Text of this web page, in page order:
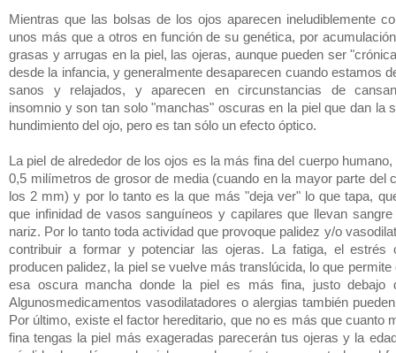
Mientras que las bolsas de los ojos aparecen ineludiblemente
unos más que a otros en función de su genética, por
grasas y arrugas en la piel, las ojeras, aunque pueden ser
desde la infancia, y generalmente desaparecen cuando estamos
sanos y relajados, y aparecen en circunstancias de
insomnio y son tan solo "manchas" oscuras en la piel que dan la
hundimiento del ojo, pero es tan sólo un efecto óptico.
La piel de alrededor de los ojos es la más fina del cuerpo
0,5 milímetros de grosor de media (cuando en la mayor parte del
los 2 mm) y por lo tanto es la que más "deja ver" lo que tapa,
que infinidad de vasos sanguíneos y capilares que llevan
nariz. Por lo tanto toda actividad que provoque palidez y/o
contribuir a formar y potenciar las ojeras. La fatiga, el estrés
producen palidez, la piel se vuelve más translúcida, lo que
esa oscura mancha donde la piel es más fina, justo debajo
Algunosmedicamentos vasodilatadores o alergias también
Por último, existe el factor hereditario, que no es más que cuanto
fina tengas la piel más exageradas parecerán tus ojeras y la